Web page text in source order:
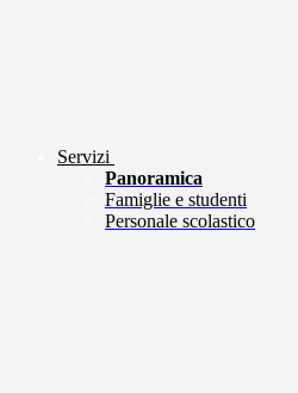
Servizi
Panoramica
Famiglie e studenti
Personale scolastico